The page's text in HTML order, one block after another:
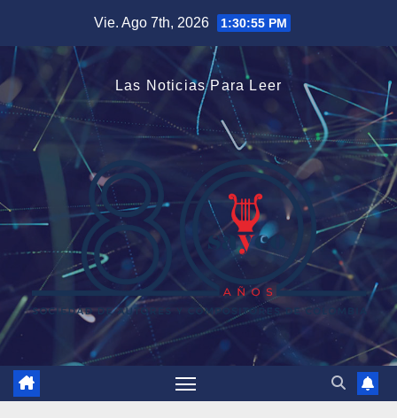
contenido
Vie. Ago 7th, 2026 1:30:55 PM
Las Noticias Para Leer